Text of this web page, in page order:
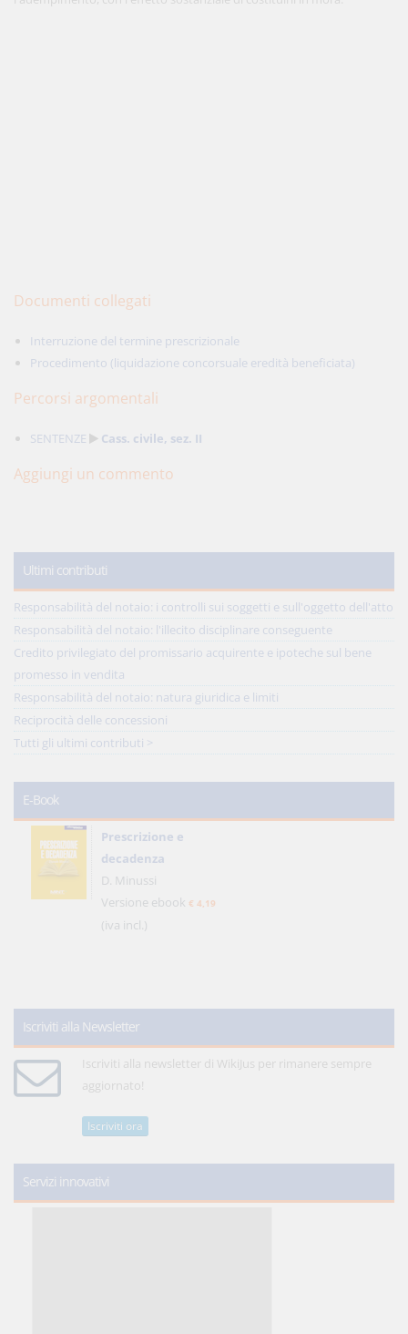
Documenti collegati
Interruzione del termine prescrizionale
Procedimento (liquidazione concorsuale eredità beneficiata)
Percorsi argomentali
SENTENZE Cass. civile, sez. II
Aggiungi un commento
Ultimi contributi
Responsabilità del notaio: i controlli sui soggetti e sull'oggetto dell'atto
Responsabilità del notaio: l'illecito disciplinare conseguente
Credito privilegiato del promissario acquirente e ipoteche sul bene
promesso in vendita
Responsabilità del notaio: natura giuridica e limiti
Reciprocità delle concessioni
Tutti gli ultimi contributi >
E-Book
Prescrizione e
decadenza
D. Minussi
Versione ebook € 4,19
(iva incl.)
Iscriviti alla Newsletter
Iscriviti alla newsletter di WikiJus per rimanere sempre
aggiornato!
Iscriviti ora
Servizi innovativi